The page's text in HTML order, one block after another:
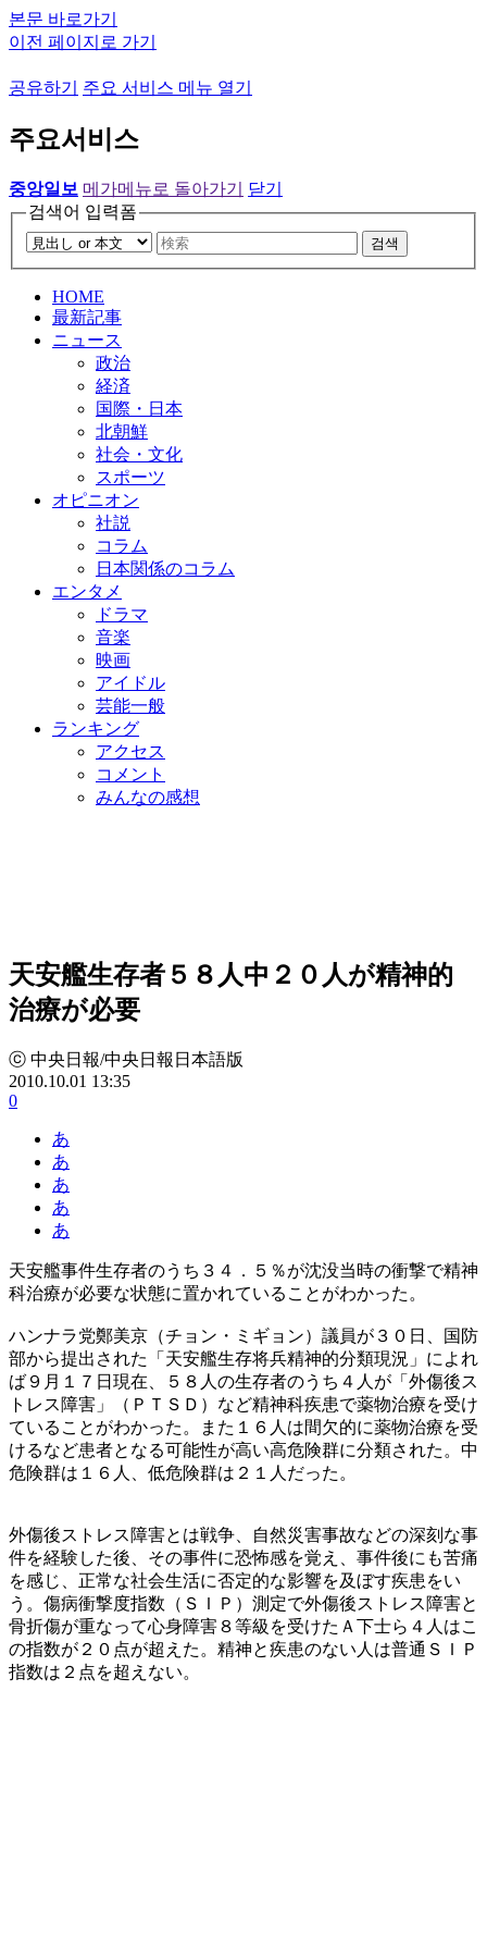
본문 바로가기
이전 페이지로 가기
공유하기 주요 서비스 메뉴 열기
주요서비스
중앙일보 메가메뉴로 돌아가기
닫기
검색어 입력폼
검색
HOME
最新記事
ニュース
政治
経済
国際・日本
北朝鮮
社会・文化
スポーツ
オピニオン
社説
コラム
日本関係のコラム
エンタメ
ドラマ
音楽
映画
アイドル
芸能一般
ランキング
アクセス
コメント
みんなの感想
天安艦生存者５８人中２０人が精神的
治療が必要
ⓒ 中央日報/中央日報日本語版
2010.10.01 13:35
0
あ
あ
あ
あ
あ
天安艦事件生存者のうち３４．５％が沈没当時の衝撃で精神
科治療が必要な状態に置かれていることがわかった。
ハンナラ党鄭美京（チョン・ミギョン）議員が３０日、国防
部から提出された「天安艦生存将兵精神的分類現況」によれ
ば９月１７日現在、５８人の生存者のうち４人が「外傷後ス
トレス障害」（ＰＴＳＤ）など精神科疾患で薬物治療を受け
ていることがわかった。また１６人は間欠的に薬物治療を受
けるなど患者となる可能性が高い高危険群に分類された。中
危険群は１６人、低危険群は２１人だった。
外傷後ストレス障害とは戦争、自然災害事故などの深刻な事
件を経験した後、その事件に恐怖感を覚え、事件後にも苦痛
を感じ、正常な社会生活に否定的な影響を及ぼす疾患をい
う。傷病衝撃度指数（ＳＩＰ）測定で外傷後ストレス障害と
骨折傷が重なって心身障害８等級を受けたＡ下士ら４人はこ
の指数が２０点が超えた。精神と疾患のない人は普通ＳＩＰ
指数は２点を超えない。